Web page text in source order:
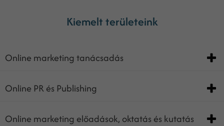
Kiemelt területeink
Online marketing tanácsadás
Online PR és Publishing
Online marketing előadások, oktatás és kutatás